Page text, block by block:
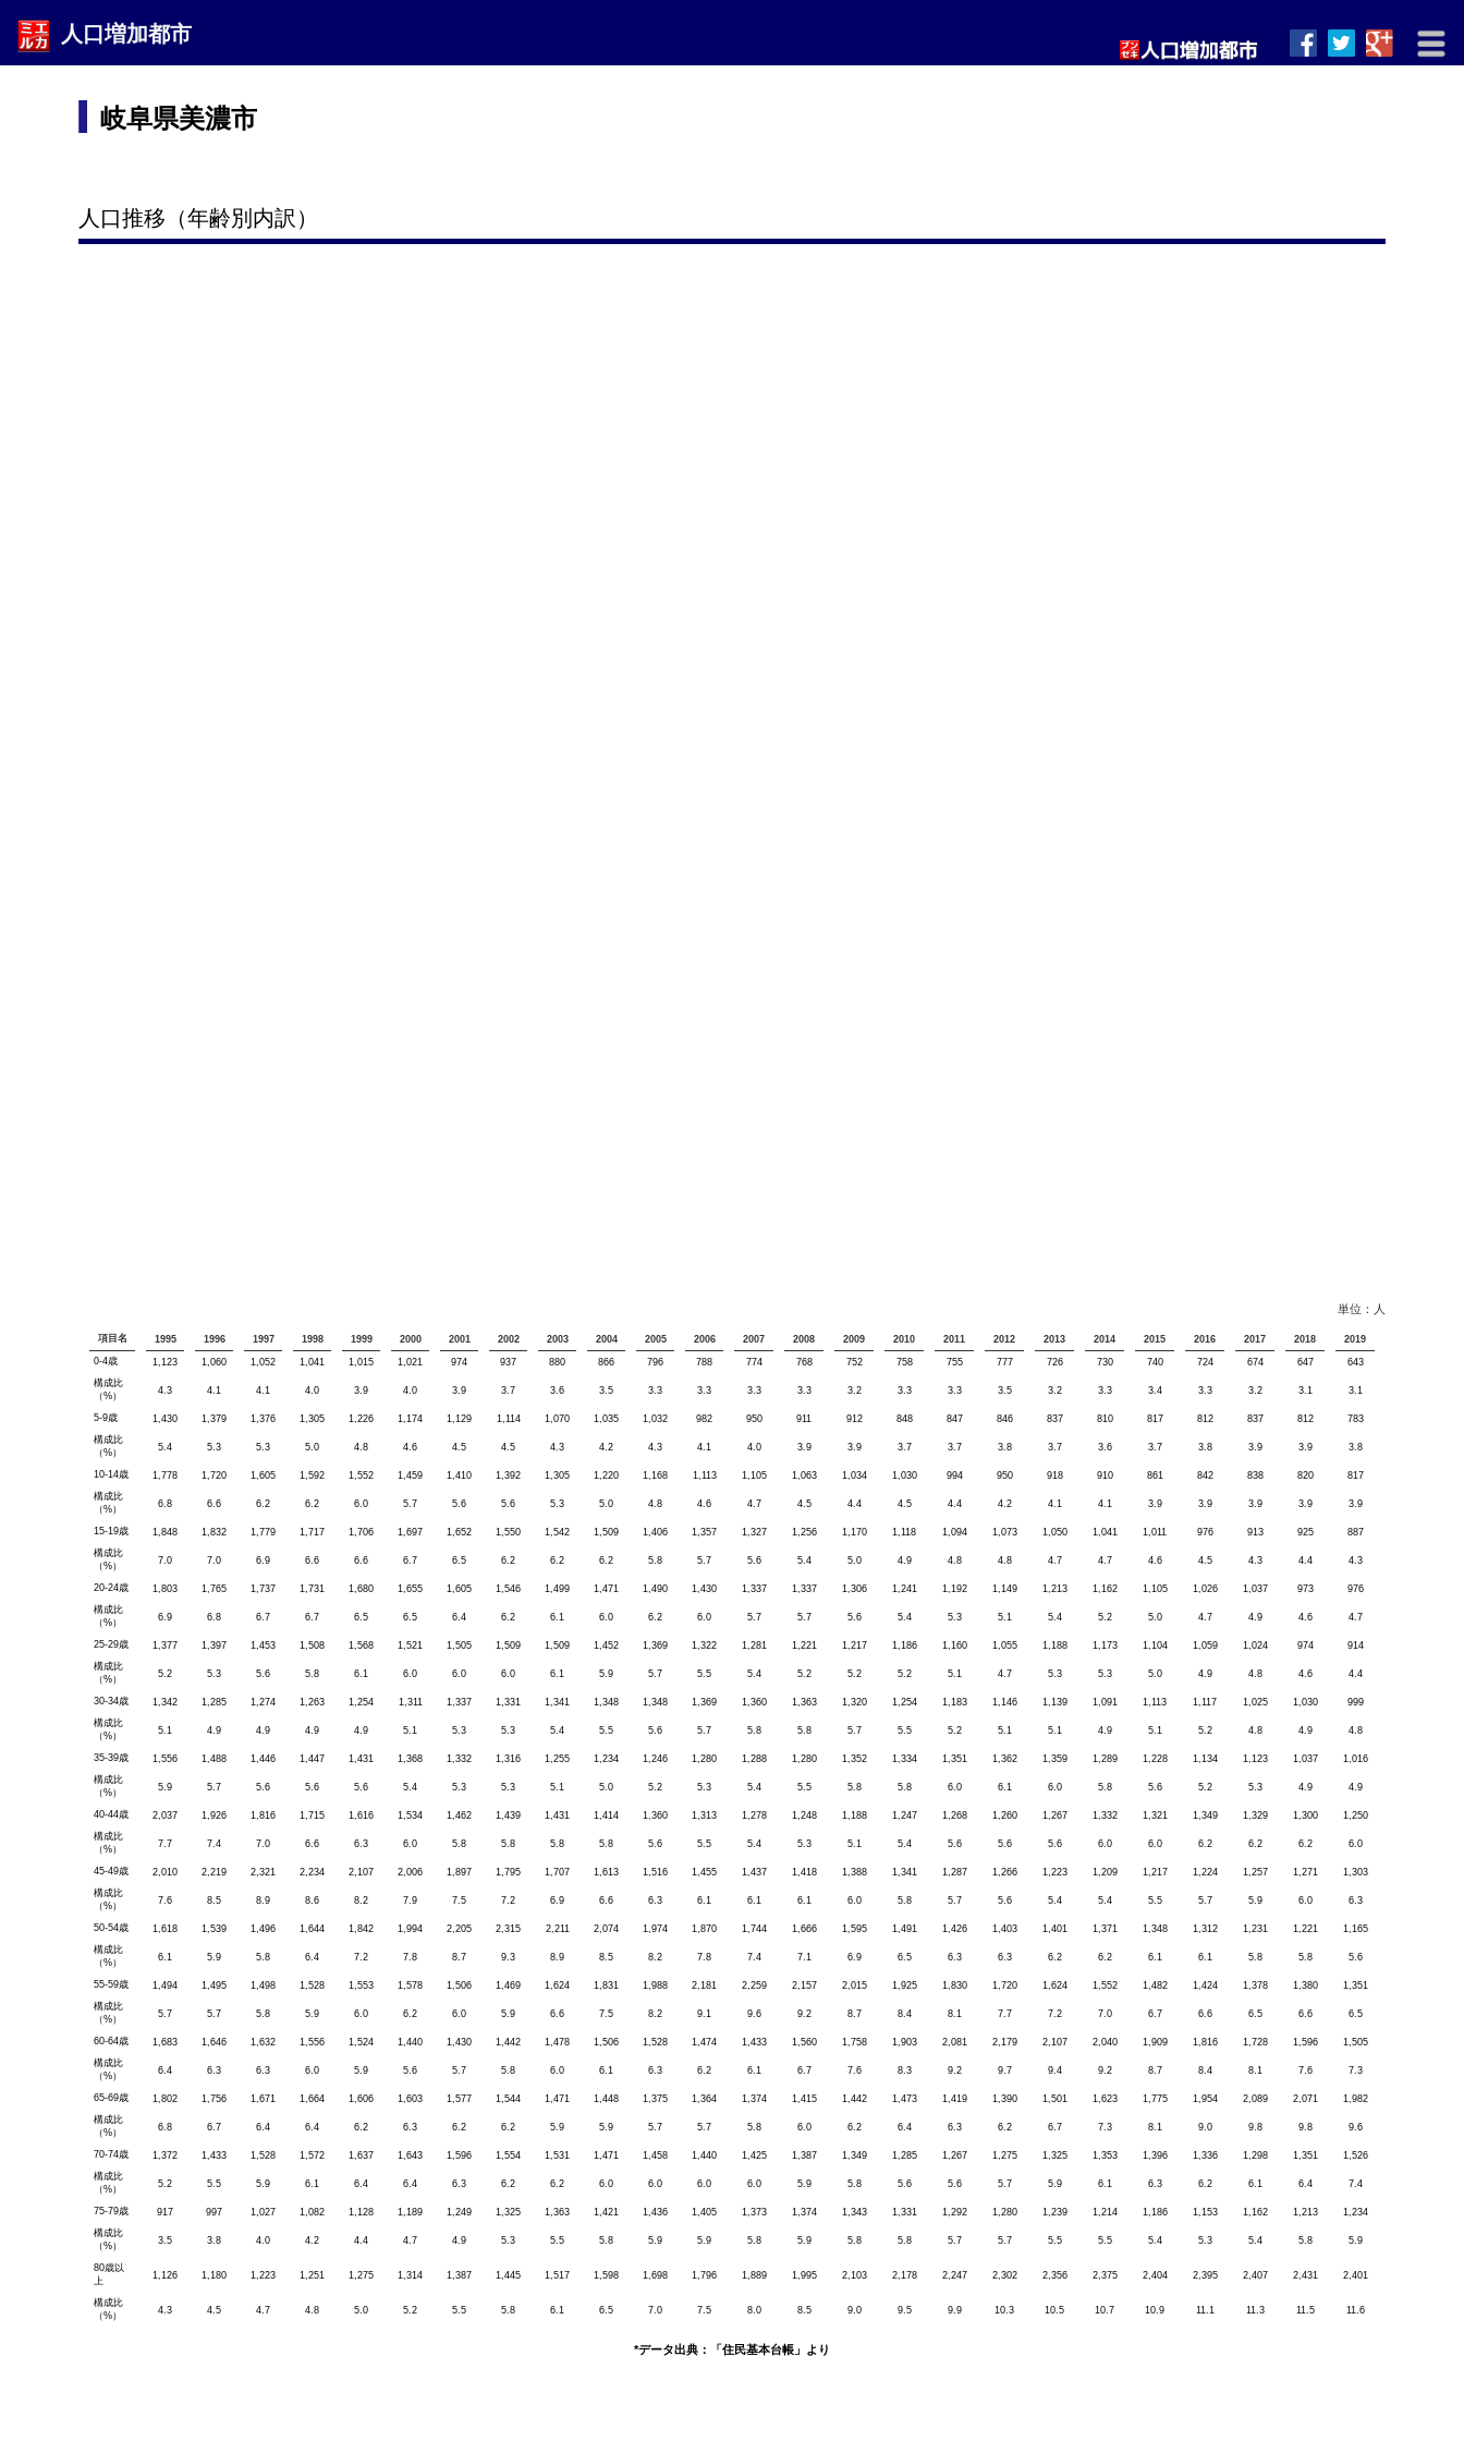
人口増加都市
岐阜県美濃市
人口推移（年齢別内訳）
単位：人
項目名 1995 1996 1997 1998 1999 2000 2001 2002 2003 2004 2005 2006 2007 2008 2009 2010 2011 2012 2013 2014 2015 2016 2017 2018
2019
0-4歳
1,123 1,060 1,052 1,041 1,015 1,021 974 937 880 866 796 788 774 768 752 758 755 777 726 730 740 724 674 647
643
構成比
（%）
4.3 4.1 4.1 4.0 3.9 4.0 3.9 3.7 3.6 3.5 3.3 3.3 3.3 3.3 3.2 3.3 3.3 3.5 3.2 3.3 3.4 3.3 3.2 3.1 3.1
5-9歳 1,430 1,379 1,376 1,305 1,226 1,174 1,129 1,114 1,070 1,035 1,032 982 950 911 912 848 847 846 837 810 817 812 837 812
783
構成比
（%）
5.4 5.3 5.3 5.0 4.8 4.6 4.5 4.5 4.3 4.2 4.3 4.1 4.0 3.9 3.9 3.7 3.7 3.8 3.7 3.6 3.7 3.8 3.9 3.9 3.8
10-14歳 1,778 1,720 1,605 1,592 1,552 1,459 1,410 1,392 1,305 1,220 1,168 1,113 1,105 1,063 1,034 1,030 994 950 918 910 861 842 838 820
817
構成比
（%）
6.8 6.6 6.2 6.2 6.0 5.7 5.6 5.6 5.3 5.0 4.8 4.6 4.7 4.5 4.4 4.5 4.4 4.2 4.1 4.1 3.9 3.9 3.9 3.9 3.9
15-19歳 1,848 1,832 1,779 1,717 1,706 1,697 1,652 1,550 1,542 1,509 1,406 1,357 1,327 1,256 1,170 1,118 1,094 1,073 1,050 1,041 1,011 976 913 925
887
構成比
（%）
7.0 7.0 6.9 6.6 6.6 6.7 6.5 6.2 6.2 6.2 5.8 5.7 5.6 5.4 5.0 4.9 4.8 4.8 4.7 4.7 4.6 4.5 4.3 4.4 4.3
20-24歳 1,803 1,765 1,737 1,731 1,680 1,655 1,605 1,546 1,499 1,471 1,490 1,430 1,337 1,337 1,306 1,241 1,192 1,149 1,213 1,162 1,105 1,026 1,037 973
976
構成比
（%）
6.9 6.8 6.7 6.7 6.5 6.5 6.4 6.2 6.1 6.0 6.2 6.0 5.7 5.7 5.6 5.4 5.3 5.1 5.4 5.2 5.0 4.7 4.9 4.6 4.7
25-29歳 1,377 1,397 1,453 1,508 1,568 1,521 1,505 1,509 1,509 1,452 1,369 1,322 1,281 1,221 1,217 1,186 1,160 1,055 1,188 1,173 1,104 1,059 1,024 974
914
構成比
（%）
5.2 5.3 5.6 5.8 6.1 6.0 6.0 6.0 6.1 5.9 5.7 5.5 5.4 5.2 5.2 5.2 5.1 4.7 5.3 5.3 5.0 4.9 4.8 4.6 4.4
30-34歳 1,342 1,285 1,274 1,263 1,254 1,311 1,337 1,331 1,341 1,348 1,348 1,369 1,360 1,363 1,320 1,254 1,183 1,146 1,139 1,091 1,113 1,117 1,025 1,030
999
構成比
（%）
5.1 4.9 4.9 4.9 4.9 5.1 5.3 5.3 5.4 5.5 5.6 5.7 5.8 5.8 5.7 5.5 5.2 5.1 5.1 4.9 5.1 5.2 4.8 4.9 4.8
35-39歳 1,556 1,488 1,446 1,447 1,431 1,368 1,332 1,316 1,255 1,234 1,246 1,280 1,288 1,280 1,352 1,334 1,351 1,362 1,359 1,289 1,228 1,134 1,123 1,037
1,016
構成比
（%）
5.9 5.7 5.6 5.6 5.6 5.4 5.3 5.3 5.1 5.0 5.2 5.3 5.4 5.5 5.8 5.8 6.0 6.1 6.0 5.8 5.6 5.2 5.3 4.9 4.9
40-44歳 2,037 1,926 1,816 1,715 1,616 1,534 1,462 1,439 1,431 1,414 1,360 1,313 1,278 1,248 1,188 1,247 1,268 1,260 1,267 1,332 1,321 1,349 1,329 1,300
1,250
構成比
（%）
7.7 7.4 7.0 6.6 6.3 6.0 5.8 5.8 5.8 5.8 5.6 5.5 5.4 5.3 5.1 5.4 5.6 5.6 5.6 6.0 6.0 6.2 6.2 6.2 6.0
45-49歳 2,010 2,219 2,321 2,234 2,107 2,006 1,897 1,795 1,707 1,613 1,516 1,455 1,437 1,418 1,388 1,341 1,287 1,266 1,223 1,209 1,217 1,224 1,257 1,271
1,303
構成比
（%）
7.6 8.5 8.9 8.6 8.2 7.9 7.5 7.2 6.9 6.6 6.3 6.1 6.1 6.1 6.0 5.8 5.7 5.6 5.4 5.4 5.5 5.7 5.9 6.0 6.3
50-54歳 1,618 1,539 1,496 1,644 1,842 1,994 2,205 2,315 2,211 2,074 1,974 1,870 1,744 1,666 1,595 1,491 1,426 1,403 1,401 1,371 1,348 1,312 1,231 1,221
1,165
構成比
（%）
6.1 5.9 5.8 6.4 7.2 7.8 8.7 9.3 8.9 8.5 8.2 7.8 7.4 7.1 6.9 6.5 6.3 6.3 6.2 6.2 6.1 6.1 5.8 5.8 5.6
55-59歳 1,494 1,495 1,498 1,528 1,553 1,578 1,506 1,469 1,624 1,831 1,988 2,181 2,259 2,157 2,015 1,925 1,830 1,720 1,624 1,552 1,482 1,424 1,378 1,380
1,351
構成比
（%）
5.7 5.7 5.8 5.9 6.0 6.2 6.0 5.9 6.6 7.5 8.2 9.1 9.6 9.2 8.7 8.4 8.1 7.7 7.2 7.0 6.7 6.6 6.5 6.6 6.5
60-64歳 1,683 1,646 1,632 1,556 1,524 1,440 1,430 1,442 1,478 1,506 1,528 1,474 1,433 1,560 1,758 1,903 2,081 2,179 2,107 2,040 1,909 1,816 1,728 1,596
1,505
構成比
（%）
6.4 6.3 6.3 6.0 5.9 5.6 5.7 5.8 6.0 6.1 6.3 6.2 6.1 6.7 7.6 8.3 9.2 9.7 9.4 9.2 8.7 8.4 8.1 7.6 7.3
65-69歳 1,802 1,756 1,671 1,664 1,606 1,603 1,577 1,544 1,471 1,448 1,375 1,364 1,374 1,415 1,442 1,473 1,419 1,390 1,501 1,623 1,775 1,954 2,089 2,071
1,982
構成比
（%）
6.8 6.7 6.4 6.4 6.2 6.3 6.2 6.2 5.9 5.9 5.7 5.7 5.8 6.0 6.2 6.4 6.3 6.2 6.7 7.3 8.1 9.0 9.8 9.8 9.6
70-74歳 1,372 1,433 1,528 1,572 1,637 1,643 1,596 1,554 1,531 1,471 1,458 1,440 1,425 1,387 1,349 1,285 1,267 1,275 1,325 1,353 1,396 1,336 1,298 1,351
1,526
構成比
（%）
5.2 5.5 5.9 6.1 6.4 6.4 6.3 6.2 6.2 6.0 6.0 6.0 6.0 5.9 5.8 5.6 5.6 5.7 5.9 6.1 6.3 6.2 6.1 6.4 7.4
75-79歳 917 997 1,027 1,082 1,128 1,189 1,249 1,325 1,363 1,421 1,436 1,405 1,373 1,374 1,343 1,331 1,292 1,280 1,239 1,214 1,186 1,153 1,162 1,213
1,234
構成比
（%）
3.5 3.8 4.0 4.2 4.4 4.7 4.9 5.3 5.5 5.8 5.9 5.9 5.8 5.9 5.8 5.8 5.7 5.7 5.5 5.5 5.4 5.3 5.4 5.8 5.9
80歳以
上
1,126 1,180 1,223 1,251 1,275 1,314 1,387 1,445 1,517 1,598 1,698 1,796 1,889 1,995 2,103 2,178 2,247 2,302 2,356 2,375 2,404 2,395 2,407 2,431 2,401
構成比
（%）
4.3 4.5 4.7 4.8 5.0 5.2 5.5 5.8 6.1 6.5 7.0 7.5 8.0 8.5 9.0 9.5 9.9 10.3 10.5 10.7 10.9 11.1 11.3 11.5 11.6
*データ出典：「住民基本台帳」より